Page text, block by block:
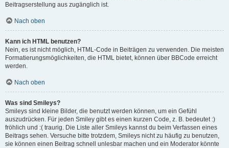
Beitragserstellung aus zugänglich ist.
Nach oben
Kann ich HTML benutzen?
Nein, es ist nicht möglich, HTML-Code in Beiträgen zu verwenden. Die meisten
Formatierungsmöglichkeiten, die HTML bietet, können über BBCode erreicht
werden.
Nach oben
Was sind Smileys?
Smileys sind kleine Bilder, die benutzt werden können, um ein Gefühl
auszudrücken. Für jeden Smiley gibt es einen kurzen Code, z. B. bedeutet :)
fröhlich und :( traurig. Die Liste aller Smileys kannst du beim Verfassen eines
Beitrags sehen. Versuche bitte trotzdem, Smileys nicht zu häufig zu benutzen,
sie können einen Beitrag schnell unlesbar machen und ein Moderator könnte